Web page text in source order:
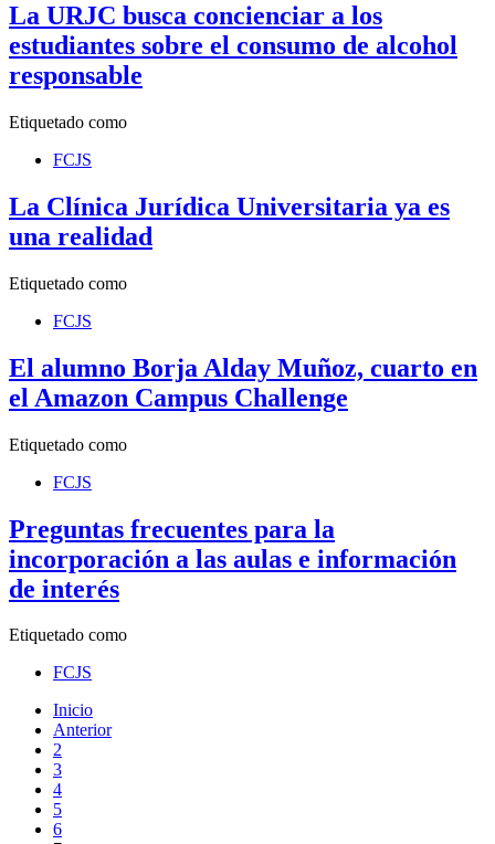
La URJC busca concienciar a los
estudiantes sobre el consumo de alcohol
responsable
Etiquetado como
FCJS
La Clínica Jurídica Universitaria ya es
una realidad
Etiquetado como
FCJS
El alumno Borja Alday Muñoz, cuarto en
el Amazon Campus Challenge
Etiquetado como
FCJS
Preguntas frecuentes para la
incorporación a las aulas e información
de interés
Etiquetado como
FCJS
Inicio
Anterior
2
3
4
5
6